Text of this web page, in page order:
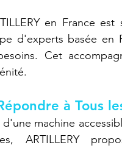
en France est
d'experts basée en
Cet
à Tous
machine
ARTILLERY